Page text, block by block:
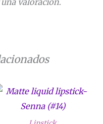
valoración.